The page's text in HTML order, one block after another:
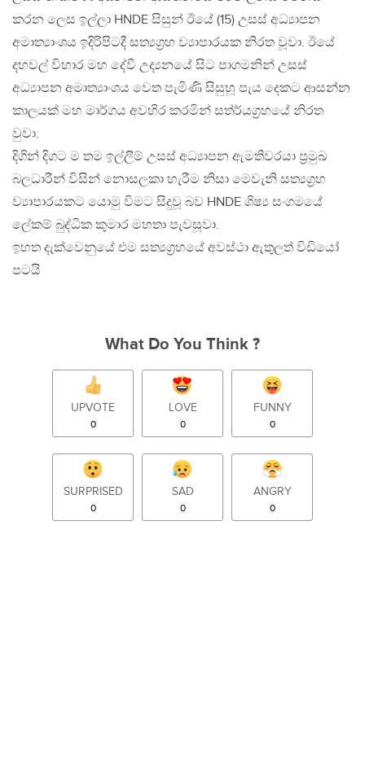
කරන ලෙස ඉල්ලා HNDE සිසුන් ඊයේ (15) උසස් අධ්‍යාපන
අමාත්‍යාංශය ඉදිරිපිටදී සත්‍යග්‍රහ ව්‍යාපාරයක නිරත වූවා. ඊයේ
දහවල් විහාර මහ දේවී උද්‍යනයේ සිට පාගමනින් උසස්
අධ්‍යාපන අමාත්‍යාංශය වෙත පැමිණි සිසුහූ පැය දෙකට ආසන්න
කාලයක් මහ මාර්ගය අවහිර කරමින් සත්ර්‍‍යග්‍රහයේ නිරත
වුවා.
දිගින් දිගට ම තම ඉල්ලීම් උසස් අධ්‍යාපන ඇමතිවරයා ප්‍රමුඛ
බලධාරීන් විසින් නොසලකා හැරීම නිසා මෙවැනි සත්‍යග්‍රහ
ව්‍යාපාරයකට යොමු විමට සිදුවූ බව HNDE ශිෂ්‍ය සංගමයේ
ලේකම් බුද්ධික කුමාර මහතා පැවසූවා.
ඉහත දැක්වෙනුයේ එම සත්‍යග්‍රහයේ අවස්ථා ඇතුලත් විඩියෝ
පටයි
What Do You Think ?
UPVOTE
0
LOVE
0
FUNNY
0
SURPRISED
0
SAD
0
ANGRY
0